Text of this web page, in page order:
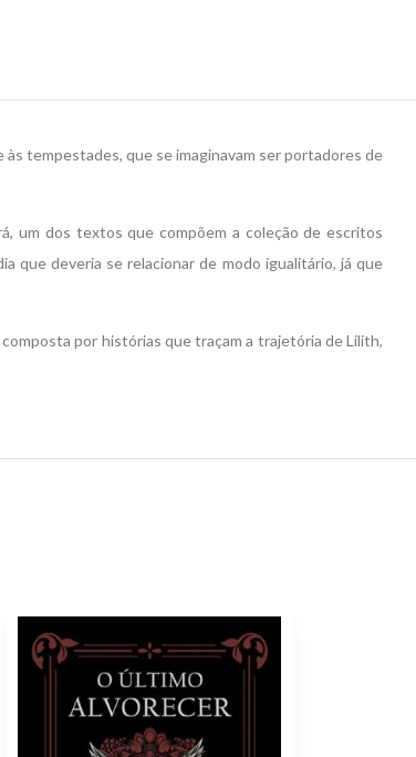
tempestades, que se imaginavam ser portadores de
um dos textos que compõem a coleção de escritos
que deveria se relacionar de modo igualitário, já que
por histórias que traçam a trajetória de Lilith,